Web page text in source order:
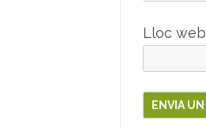
Lloc web